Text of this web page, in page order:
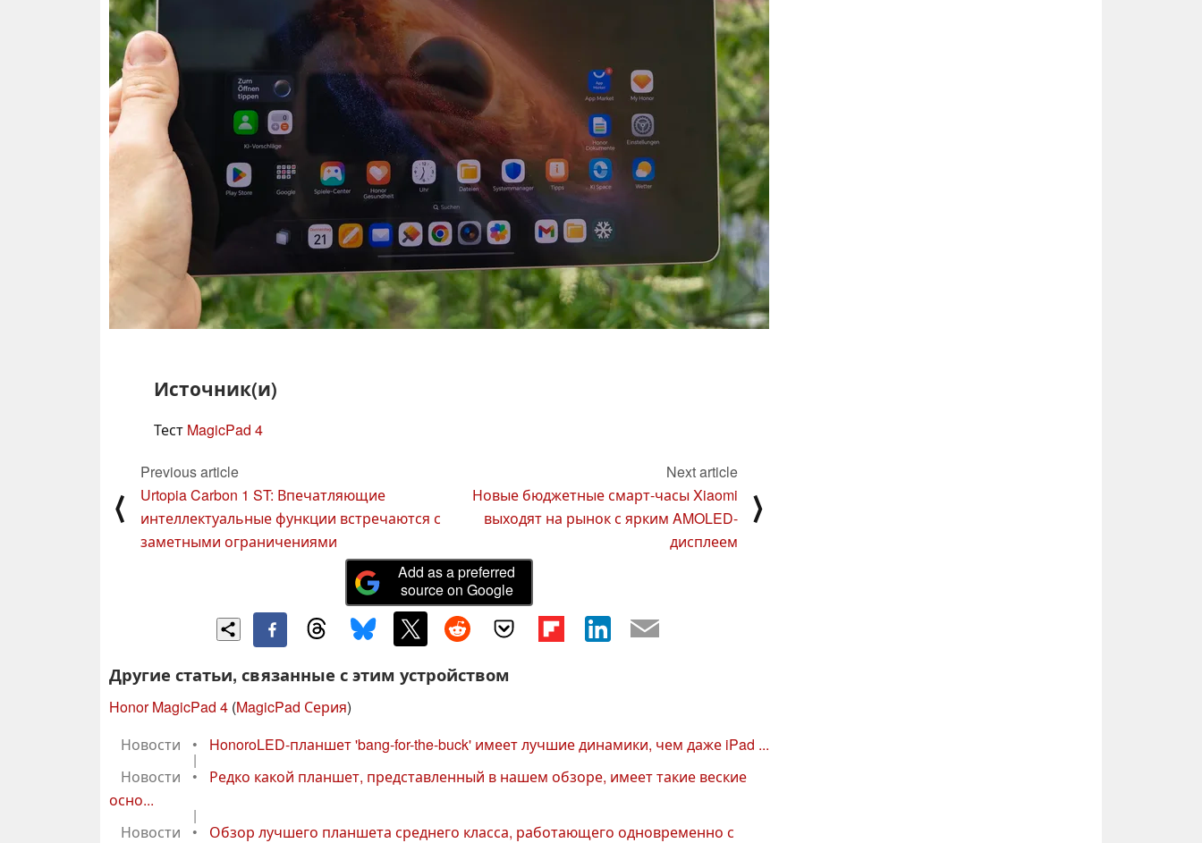
Источник(и)
Тест MagicPad 4
⟨
Previous article
Urtopia Carbon 1 ST: Впечатляющие
интеллектуальные функции встречаются с
заметными ограничениями
Next article
Новые бюджетные смарт-часы Xiaomi
выходят на рынок с ярким AMOLED-
дисплеем
⟩
Add as a preferred
source on Google
Другие статьи, связанные с этим устройством
Honor MagicPad 4 (MagicPad Серия)
Новости
• HonoroLED-планшет 'bang-for-the-buck' имеет лучшие динамики, чем даже iPad ...
|
Новости
•
Редко какой планшет, представленный в нашем обзоре, имеет такие веские
осно...
|
Новости
•
Обзор лучшего планшета среднего класса, работающего одновременно с